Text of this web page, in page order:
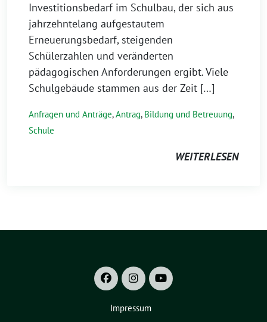
Investitionsbedarf im Schulbau, der sich aus
jahrzehntelang aufgestautem
Erneuerungsbedarf, steigenden
Schülerzahlen und veränderten
pädagogischen Anforderungen ergibt. Viele
Schulgebäude stammen aus der Zeit […]
Anfragen und Anträge,Antrag, Bildung und Betreuung,
Schule
WEITERLESEN
Impressum